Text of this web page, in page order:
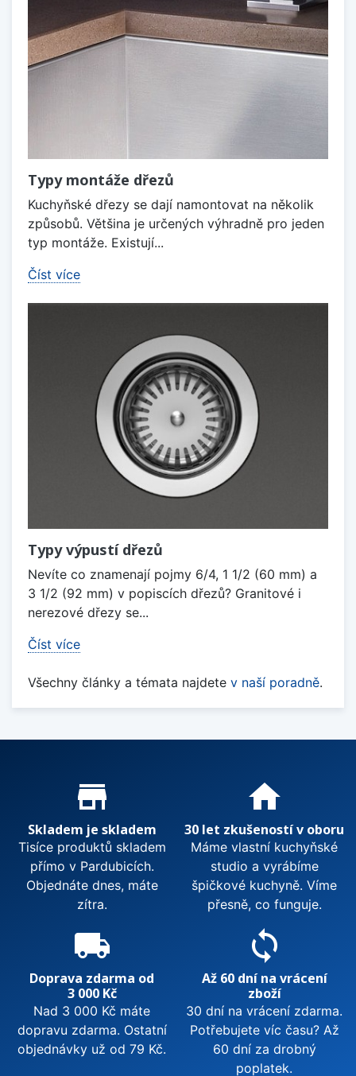
Typy montáže dřezů
Kuchyňské dřezy se dají namontovat na několik
způsobů. Většina je určených výhradně pro jeden
typ montáže. Existují...
Číst více
Typy výpustí dřezů
Nevíte co znamenají pojmy 6/4, 1 1/2 (60 mm) a
3 1/2 (92 mm) v popiscích dřezů? Granitové i
nerezové dřezy se...
Číst více
Všechny články a témata najdete v naší poradně.
Proč nakupovat u nás?
store_mall_directory
Skladem je skladem
Tisíce produktů skladem
přímo v Pardubicích.
Objednáte dnes, máte
zítra.
home
30 let zkušeností v oboru
Máme vlastní kuchyňské
studio a vyrábíme
špičkové kuchyně. Víme
přesně, co funguje.
local_shipping
Doprava zdarma od
3 000 Kč
Nad 3 000 Kč máte
dopravu zdarma. Ostatní
objednávky už od 79 Kč.
sync
Až 60 dní na vrácení
zboží
30 dní na vrácení zdarma.
Potřebujete víc času? Až
60 dní za drobný
poplatek.